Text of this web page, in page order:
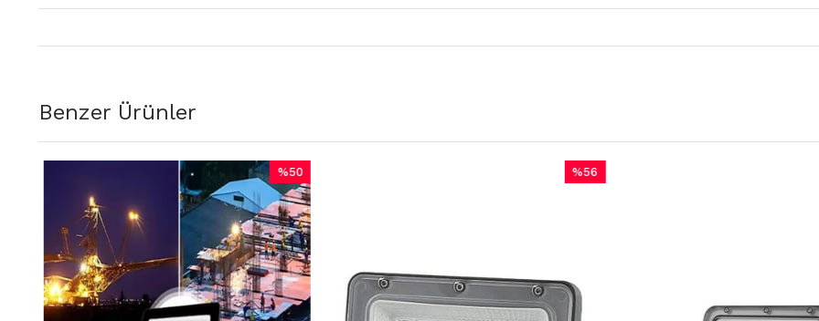
Benzer Ürünler
%50
İndirim
%50İndirim